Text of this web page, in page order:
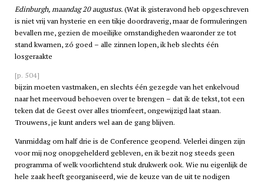
Edinburgh, maandag 20 augustus.(Wat ik gisteravond heb opgeschreven
is niet vrij van hysterie en een tikje doordraverig, maar de formuleringen
bevallen me, gezien de moeilijke omstandigheden waaronder ze tot
stand kwamen, zó goed – alle zinnen lopen, ik heb slechts één
losgeraakte
[p. 504]
bijzin moeten vastmaken, en slechts één gezegde van het enkelvoud
naar het meervoud behoeven over te brengen – dat ik de tekst, tot een
teken dat de Geest over alles triomfeert, ongewijzigd laat staan.
Trouwens, je kunt anders wel aan de gang blijven.
Vanmiddag om half drie is de Conference geopend. Velerlei dingen zijn
voor mij nog onopgehelderd gebleven, en ik bezit nog steeds geen
programma of welk voorlichtend stuk drukwerk ook. Wie nu eigenlijk de
hele zaak heeft georganiseerd, wie de keuze van de uit te nodigen